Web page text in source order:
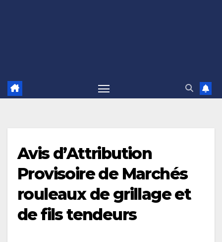
Avis d’Attribution
Provisoire de Marchés
rouleaux de grillage et
de fils tendeurs